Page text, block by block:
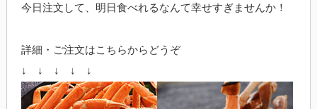
今日注文して、明日食べれるなんて幸せすぎませんか！
詳細・ご注文はこちらからどうぞ
↓ ↓ ↓ ↓ ↓